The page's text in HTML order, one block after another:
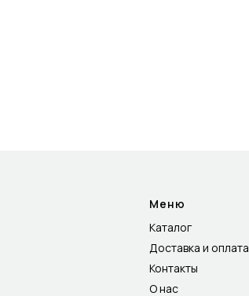
Меню
Каталог
Доставка и оплата
Контакты
О нас